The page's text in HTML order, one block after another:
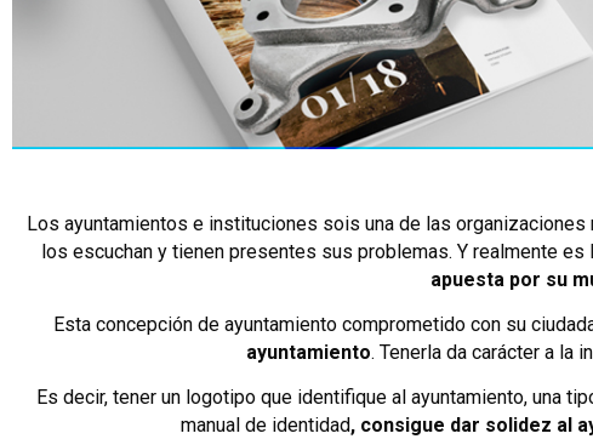
Los ayuntamientos e instituciones sois una de las
los escuchan y tienen presentes sus problemas. Y realmente
apuesta por su
Esta concepción de ayuntamiento comprometido con su
ayuntamiento. Tenerla da carácter a la
Es decir, tener un logotipo que identifique al ayuntamiento, una
manual de identidad, consigue dar solidez al